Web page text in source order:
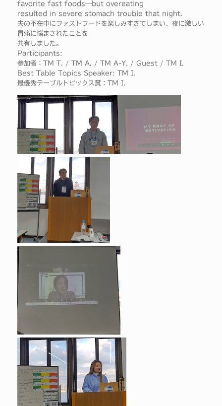
favorite fast foods—but overeating
resulted in severe stomach trouble that night.
夫の不在中にファストフードを楽しみすぎてしまい、夜に激しい
胃痛に悩まされたことを
共有しました。
Participants:
参加者：TM T. / TM A. / TM A-Y. / Guest / TM I.
Best Table Topics Speaker: TM I.
最優秀テーブルトピックス賞：TM I.